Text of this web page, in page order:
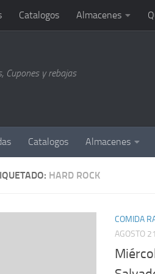
Catalogos Almacenes
Cupones y rebajas
Catalogos Almacenes
HARD ROCK
COMIDA
AGOSTO